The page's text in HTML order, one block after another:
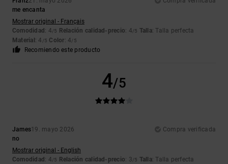
me encanta
Mostrar original - Français
Comodidad : 4/5 Relación calidad-precio: 4/5 Talla: Talla perfecta
Material : 4 /5 Color: 4/5
Recomiendo este producto
4/5
James19. mayo 2026
Compra verificada
no
Mostrar original - English
Comodidad : 4/5 Relación calidad-precio: 3/5 Talla: Talla perfecta